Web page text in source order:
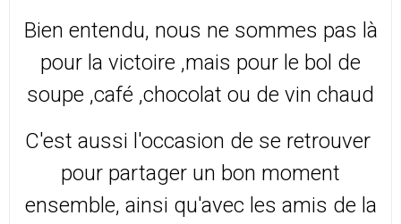
Bien entendu, nous ne sommes pas là
pour la victoire ,mais pour le bol de
soupe ,café ,chocolat ou de vin chaud
C'est aussi l'occasion de se retrouver
pour partager un bon moment
ensemble, ainsi qu'avec les amis de la